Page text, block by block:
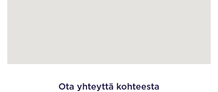
Ota yhteyttä kohteesta